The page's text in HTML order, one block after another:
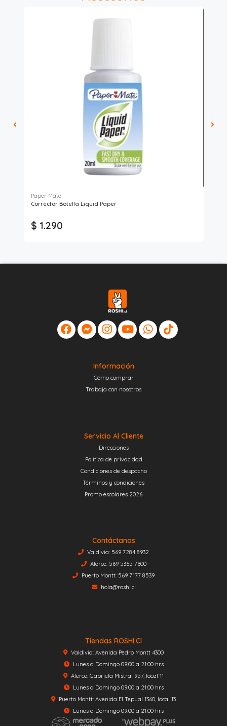
Paper Mate
Corrector Botella Liquid Paper
$ 1.290
Información
Cómo comprar
Trabaja con nosotros
Servicio Al Cliente
Direcciones
Política de privacidad
Condiciones de despacho
Términos y condiciones
Promo escolares 2026
Contáctanos
Valdivia: 569 7284 8932
Alerce: 569 5365 7600
Puerto Montt: 569 7177 8539
hola@roshi.cl
Tiendas ROSHI.cl
Valdivia: Avenida Pedro Montt 4300
Lunes a Domingo 09:00 a 21:00 hrs
Alerce: Gabriela Mistral 957, local 11
Lunes a Domingo 09:00 a 21:00 hrs
Puerto Montt: Avenida El Tepual 1360, local 13
Lunes a Domingo 09:00 a 21:00 hrs